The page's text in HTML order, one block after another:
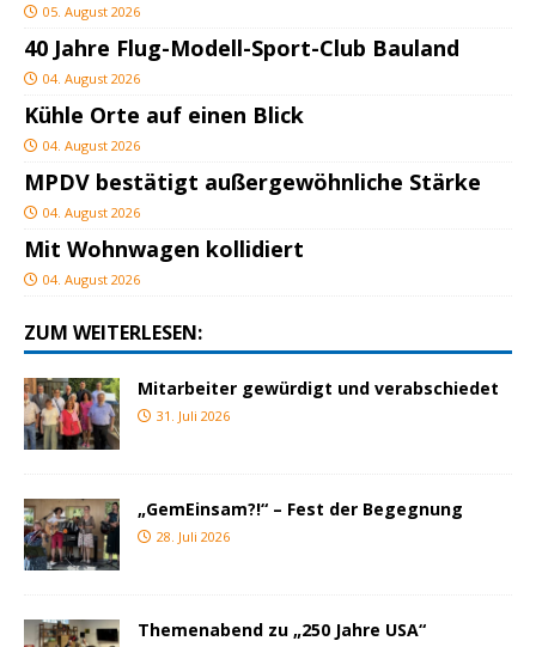
05. August 2026
40 Jahre Flug-Modell-Sport-Club Bauland
04. August 2026
Kühle Orte auf einen Blick
04. August 2026
MPDV bestätigt außergewöhnliche Stärke
04. August 2026
Mit Wohnwagen kollidiert
04. August 2026
ZUM WEITERLESEN:
Mitarbeiter gewürdigt und verabschiedet
31. Juli 2026
„GemEinsam?!“ – Fest der Begegnung
28. Juli 2026
Themenabend zu „250 Jahre USA“